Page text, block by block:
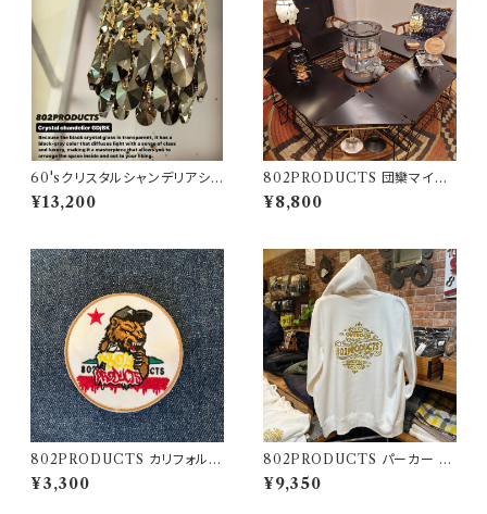
60'sクリスタルシャンデリアシェ
ード ブラックゴールド【 802PR
ODUCTS 】ゴールゼロ ミヤビ
¥13,200
802PRODUCTS 団欒マイス
ター F's COVER フィールド
ラック天板
¥8,800
802PRODUCTS カリフォルニ
アベア 刺繍ワッペン
¥3,300
802PRODUCTS パーカー ホ
ワイト WH
¥9,350